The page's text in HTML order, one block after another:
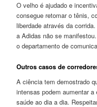
O velho é ajudado e
consegue retomar o tênis,
liberdade através da
a Adidas não se
o departamento de
Outros casos de
A ciência tem demostrado
intensas podem aumentar
saúde ao dia a dia.